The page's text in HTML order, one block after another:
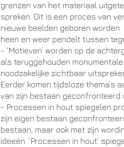
grenzen van het materiaal
spreken. Dit is een proces van
nieuwe beelden geboren
heen en weer pendelt tussen
- ‘Motieven’ worden op de
als teruggehouden
noodzakelijke zichtbaar
Eerder komen tijdsloze thema’s
van zijn bestaan geconfronteerd
- Processen in hout spiegelen
zijn eigen bestaan
bestaan, maar ook met zijn
ideeën. ‘Processen in hout’